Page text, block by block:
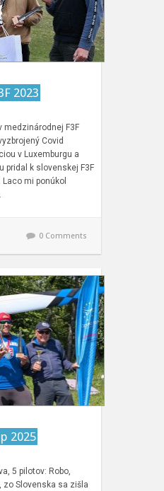
2023
medzinárodnej F3F
Covid
v Luxemburgu a
pridal k slovenskej F3F
mi ponúkol
0 Comments
2025
5 pilotov: Robo,
zo Slovenska sa zišla